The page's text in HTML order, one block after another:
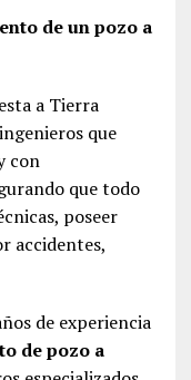
de un pozo a
a Tierra
que
con
que todo
poseer
accidentes,
de experiencia
de pozo a